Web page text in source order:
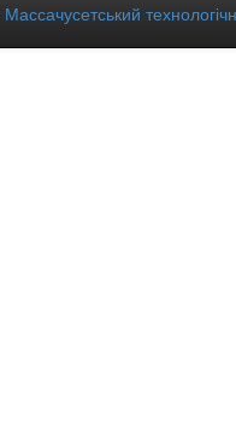
Массачусетський